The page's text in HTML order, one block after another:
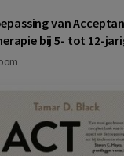
van
bij 5- tot 12-